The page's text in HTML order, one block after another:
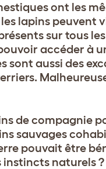
ont les
les lapins
sur tous
accéder à
sont aussi des
de compagnie
sauvages
pouvait être
instincts naturels ?